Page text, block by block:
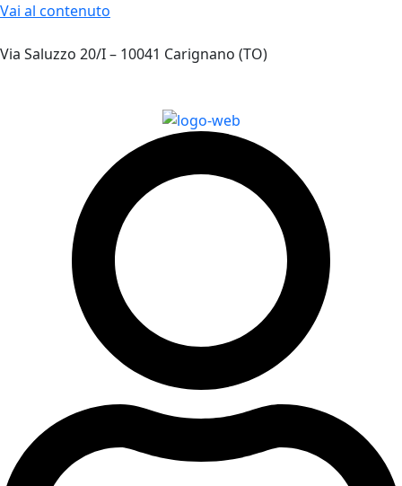
Vai al contenuto
Via Saluzzo 20/I – 10041 Carignano (TO)